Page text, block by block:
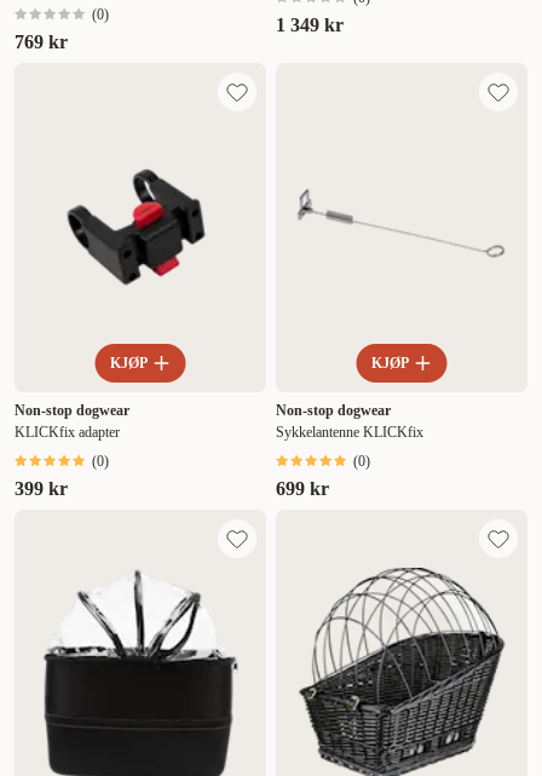
(0)
769 kr
1 349 kr
KJØP
Non-stop dogwear
KLICKfix adapter
(0)
399 kr
KJØP
Non-stop dogwear
Sykkelantenne KLICKfix
(0)
699 kr